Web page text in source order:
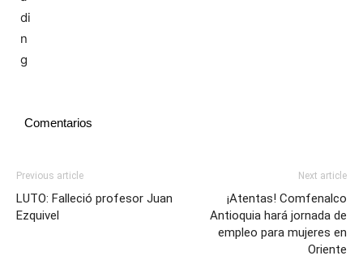
Comentarios
Previous article
LUTO: Falleció profesor Juan
Ezquivel
Next article
¡Atentas! Comfenalco
Antioquia hará jornada de
empleo para mujeres en
Oriente